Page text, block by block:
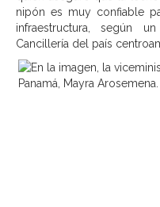
nipón es muy confiable
infraestructura, según
Cancillería del país